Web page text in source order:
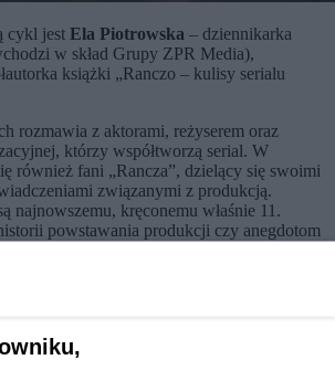
cykl jest Ela Piotrowska – dziennikarka
w skład Grupy ZPR Media),
książki „Ranczo – kulisy serialu
rozmawia z aktorami, reżyserem oraz
którzy współtworzą serial. W
również fani „Rancza”, dzielący się swoimi
związanymi z produkcją.
najnowszemu, kręconemu właśnie 11.
powstawania produkcji czy anegdotom
na platformie audio Grupy ZPR Media –
polskich seriali
Był emitowany na antenie TVP1 w